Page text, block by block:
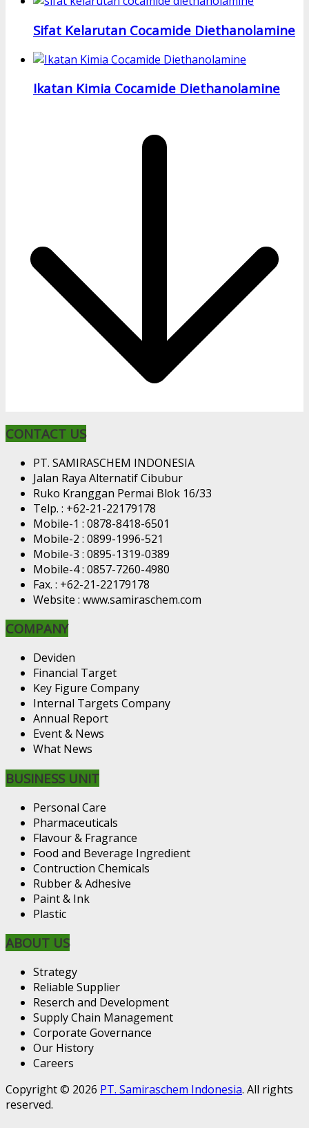
Sifat Kelarutan Cocamide Diethanolamine
Ikatan Kimia Cocamide Diethanolamine
CONTACT US
PT. SAMIRASCHEM INDONESIA
Jalan Raya Alternatif Cibubur
Ruko Kranggan Permai Blok 16/33
Telp. : +62-21-22179178
Mobile-1 : 0878-8418-6501
Mobile-2 : 0899-1996-521
Mobile-3 : 0895-1319-0389
Mobile-4 : 0857-7260-4980
Fax. : +62-21-22179178
Website : www.samiraschem.com
COMPANY
Deviden
Financial Target
Key Figure Company
Internal Targets Company
Annual Report
Event & News
What News
BUSINESS UNIT
Personal Care
Pharmaceuticals
Flavour & Fragrance
Food and Beverage Ingredient
Contruction Chemicals
Rubber & Adhesive
Paint & Ink
Plastic
ABOUT US
Strategy
Reliable Supplier
Reserch and Development
Supply Chain Management
Corporate Governance
Our History
Careers
Copyright © 2026 PT. Samiraschem Indonesia. All rights
reserved.